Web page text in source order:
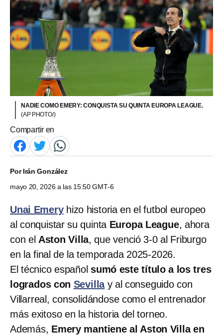
NADIE COMO EMERY: CONQUISTA SU QUINTA EUROPA LEAGUE.
(AP PHOTO/)
Compartir en
PorIrán González
mayo 20, 2026 a las 15:50 GMT-6
Unai Emeryhizo historia en el futbol europeo
al conquistar su quinta Europa League, ahora
con el Aston Villa, que venció 3-0 al Friburgo
en la final de la temporada 2025-2026.
El técnico español sumó este título a los tres
logrados con Sevillay al conseguido con
Villarreal, consolidándose como el entrenador
más exitoso en la historia del torneo.
Además, Emery mantiene al Aston Villa en